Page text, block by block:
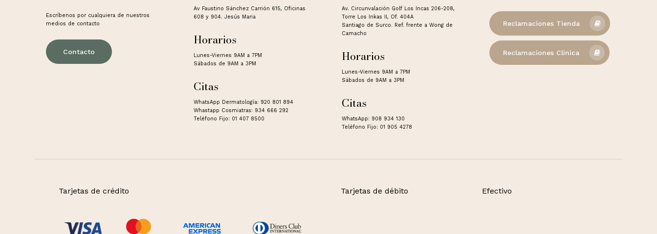
Escríbenos por cualquiera de nuestros
medios de contacto
Contacto
Av Faustino Sánchez Carrión 615, Oficinas
608 y 904. Jesús Maria
Horarios
Lunes-Viernes 9AM a 7PM
Sábados de 9AM a 3PM
Citas
WhatsApp Dermatología: 920 801 894
Whastapp Cosmiatras: 934 666 292
Teléfono Fijo: 01 407 8500
Av. Circunvalación Golf Los Incas 206-208,
Torre Los Inkas II, Of. 404A
Santiago de Surco. Ref. frente a Wong de
Camacho
Horarios
Lunes-Viernes 9AM a 7PM
Sábados de 9AM a 3PM
Citas
WhatsApp: 908 934 130
Teléfono Fijo: 01 905 4278
Reclamaciones Tienda
Reclamaciones Clínica
Tarjetas de crédito Tarjetas de débito Efectivo